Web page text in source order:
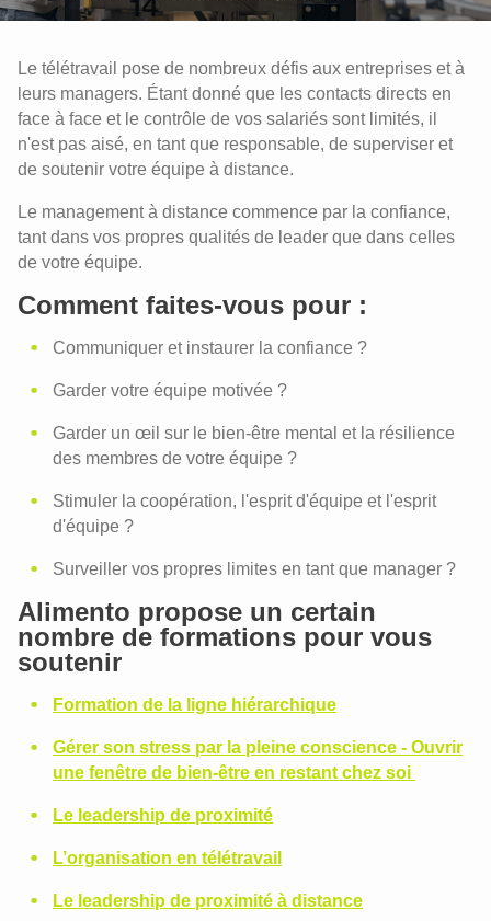
Le télétravail pose de nombreux défis aux entreprises et à
leurs managers. Étant donné que les contacts directs en
face à face et le contrôle de vos salariés sont limités, il
n'est pas aisé, en tant que responsable, de superviser et
de soutenir votre équipe à distance.
Le management à distance commence par la confiance,
tant dans vos propres qualités de leader que dans celles
de votre équipe.
Comment faites-vous pour :
Communiquer et instaurer la confiance ?
Garder votre équipe motivée ?
Garder un œil sur le bien-être mental et la résilience
des membres de votre équipe ?
Stimuler la coopération, l'esprit d'équipe et l'esprit
d'équipe ?
Surveiller vos propres limites en tant que manager ?
Alimento propose un certain
nombre de formations pour vous
soutenir
Formation de la ligne hiérarchique
Gérer son stress par la pleine conscience - Ouvrir
une fenêtre de bien-être en restant chez soi
Le leadership de proximité
L’organisation en télétravail
Le leadership de proximité à distance